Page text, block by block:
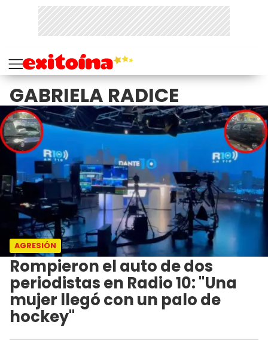
GABRIELA RADICE
AGRESIÓN
Rompieron el auto de dos
periodistas en Radio 10: "Una
mujer llegó con un palo de
hockey"